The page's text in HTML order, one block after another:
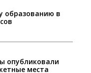
образованию в
опубликовали
места